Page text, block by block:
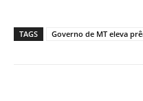
TAGS Governo de MT eleva